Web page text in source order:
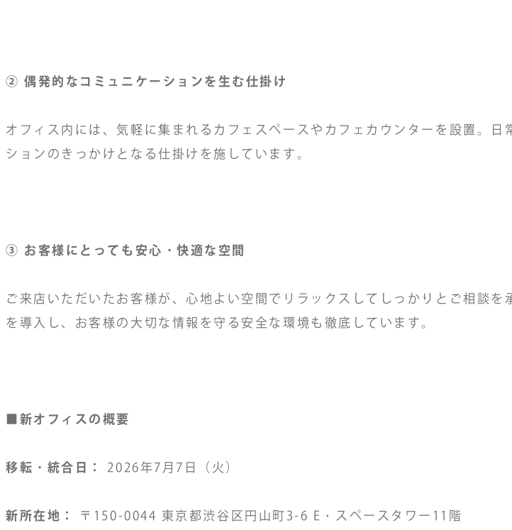
② 偶発的なコミュニケーションを生む仕掛け
オフィス内には、気軽に集まれるカフェスペースやカフェカウンターを設置。
ションのきっかけとなる仕掛けを施しています。
③ お客様にとっても安心・快適な空間
ご来店いただいたお客様が、心地よい空間でリラックスしてしっかりとご相談
を導入し、お客様の大切な情報を守る安全な環境も徹底しています。
■新オフィスの概要
移転・統合日： 2026年7月7日（火）
新所在地： 〒150-0044 東京都渋谷区円山町3-6 E・スペースタワー11階